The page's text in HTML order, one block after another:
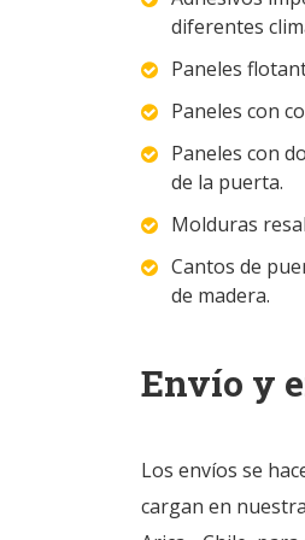
diferentes
Paneles
Paneles con
Paneles con
de la puerta.
Molduras
Cantos de
de madera.
Envío y
Los envíos se
cargan en